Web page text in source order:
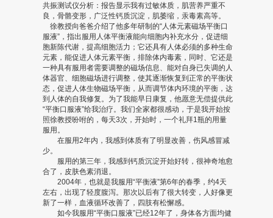
共振测试仪分析：报告显示我有过敏体质，肌营养严重不
良，骨骼变形，广泛性钙质沉淀，肌萎缩，汞毒素高等。
徐教授向爸爸介绍了他多年研制的“人体元素磁场平衡口
服液”，指出服用人体平衡液能向细胞内补充水分，促进细
胞新陈代谢，提高细胞活力；它还具有人体必须的多种生命
元素，能促进人体元素平衡，排除体内毒素，同时、它还是
一种具有服用者需要调整的磁场信息、能对自身已失调的人
体器官、细胞磁场进行调整，使其逐渐恢复到正常的平衡状
态，促进人体生物磁场平衡，从而调节体内环境的平衡，达
到人体的自我修复。为了我能早日康复，他愿意无偿提供此
“平衡口服液”给我治疗。我们全家都很感动，于是我开始按
照徐教授吩咐的，每天3次，开始时，一个礼拜1瓶的用量
服用。
在服用2年内，我感到体质有了明显改善，伤风感冒减
少。
服用的第三年，我感到钙质沉淀开始好转，很神奇地愈
合了，皮肤色素消退。
2004年，也就是我服用“平衡液”第6年的春季，约4天
左右，出现了轻度腹泻。那次以后有了很大转变，人好像更
新了一样，血液循环改善了，四肢有松懈感。
如今我服用“平衡口服液”已经12年了，身体各方面均健